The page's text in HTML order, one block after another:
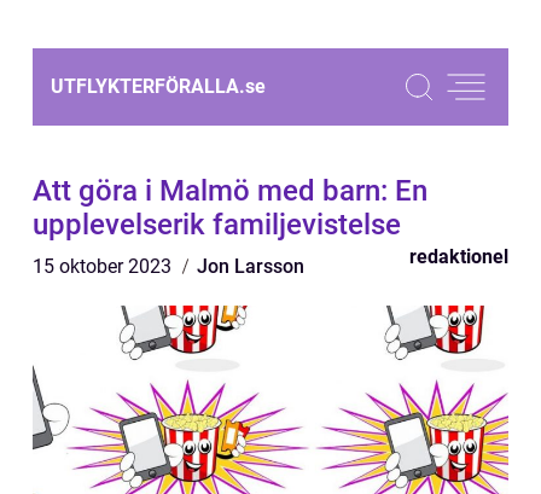
UTFLYKTERFÖRALLA.se
Att göra i Malmö med barn: En
upplevelserik familjevistelse
15 oktober 2023 Jon Larsson redaktionel